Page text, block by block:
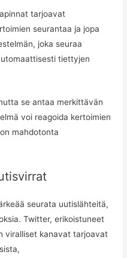
tarjoavat
seurantaa ja jopa
joka seuraa
tiettyjen
se antaa merkittävän
voi reagoida kertoimien
mahdotonta
seurata uutislähteitä,
Twitter, erikoistuneet
viralliset kanavat tarjoavat